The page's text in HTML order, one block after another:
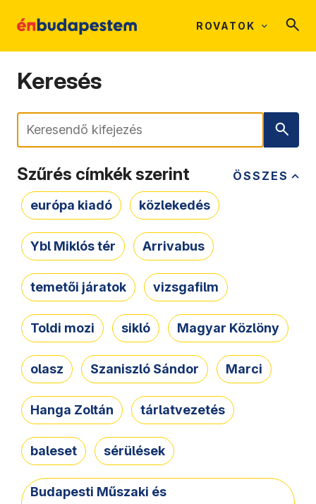
ROVATOK
Keresés
Keresés
ÖSSZES
Szűrés címkék szerint
európa kiadó közlekedés
Ybl Miklós tér Arrivabus
temetői járatok vizsgafilm
Toldi mozi sikló Magyar Közlöny
olasz Szaniszló Sándor Marci
Hanga Zoltán tárlatvezetés
baleset sérülések
Budapesti Műszaki és